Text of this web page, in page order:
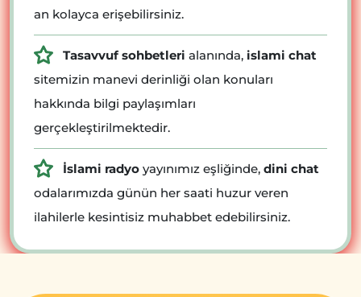
an kolayca erişebilirsiniz.
Tasavvuf sohbetleri alanında, islami chat
sitemizin manevi derinliği olan konuları
hakkında bilgi paylaşımları
gerçekleştirilmektedir.
İslami radyo yayınımız eşliğinde, dini chat
odalarımızda günün her saati huzur veren
ilahilerle kesintisiz muhabbet edebilirsiniz.